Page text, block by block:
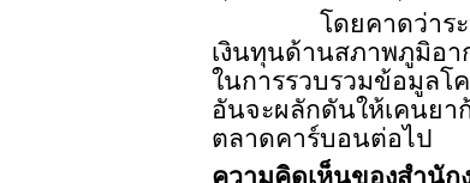
โดยคาดว่าร
เงินทุนด้านสภาพภูมิอ
ในการรวบรวมข้อมูลโ
อันจะผลักดันให้เคนยา
ตลาดคาร์บอนต่อไป
ความคิดเห็นของสำนัก